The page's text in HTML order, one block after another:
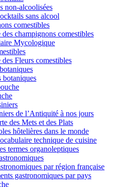
non-alcoolisées
sans alcool
comestibles
champignons comestibles
Mycologique
Fleurs comestibles
botaniques
de l’Antiquité à nos jours
des Mets et des Plats
hôtelières dans le monde
technique de cuisine
termes organoleptiques
par région française
gastronomiques par pays